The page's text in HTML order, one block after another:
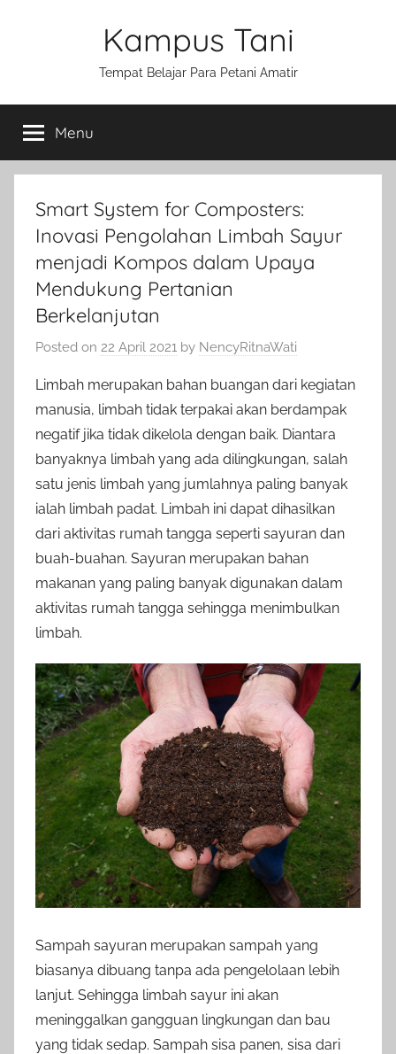
Kampus Tani
Tempat Belajar Para Petani Amatir
Menu
Smart System for Composters:
Inovasi Pengolahan Limbah Sayur
menjadi Kompos dalam Upaya
Mendukung Pertanian
Berkelanjutan
Posted on 22 April 2021 by NencyRitnaWati
Limbah merupakan bahan buangan dari kegiatan
manusia, limbah tidak terpakai akan berdampak
negatif jika tidak dikelola dengan baik. Diantara
banyaknya limbah yang ada dilingkungan, salah
satu jenis limbah yang jumlahnya paling banyak
ialah limbah padat. Limbah ini dapat dihasilkan
dari aktivitas rumah tangga seperti sayuran dan
buah-buahan. Sayuran merupakan bahan
makanan yang paling banyak digunakan dalam
aktivitas rumah tangga sehingga menimbulkan
limbah.
Sampah sayuran merupakan sampah yang
biasanya dibuang tanpa ada pengelolaan lebih
lanjut. Sehingga limbah sayur ini akan
meninggalkan gangguan lingkungan dan bau
yang tidak sedap. Sampah sisa panen, sisa dari